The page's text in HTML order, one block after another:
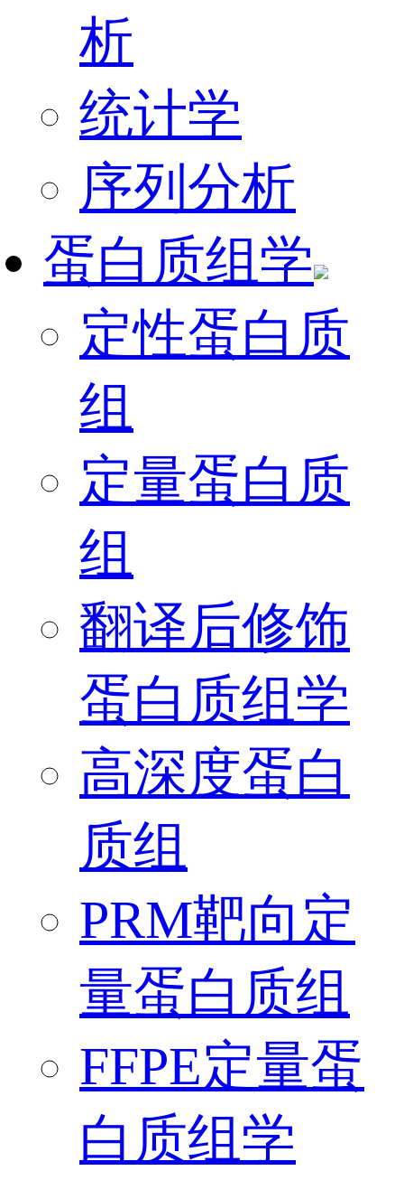
析
统计学
序列分析
蛋白质组学
定性蛋白质
组
定量蛋白质
组
翻译后修饰
蛋白质组学
高深度蛋白
质组
PRM靶向定
量蛋白质组
FFPE定量蛋
白质组学